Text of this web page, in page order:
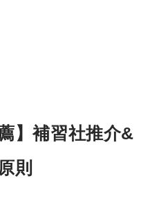
】補習社推介&
則